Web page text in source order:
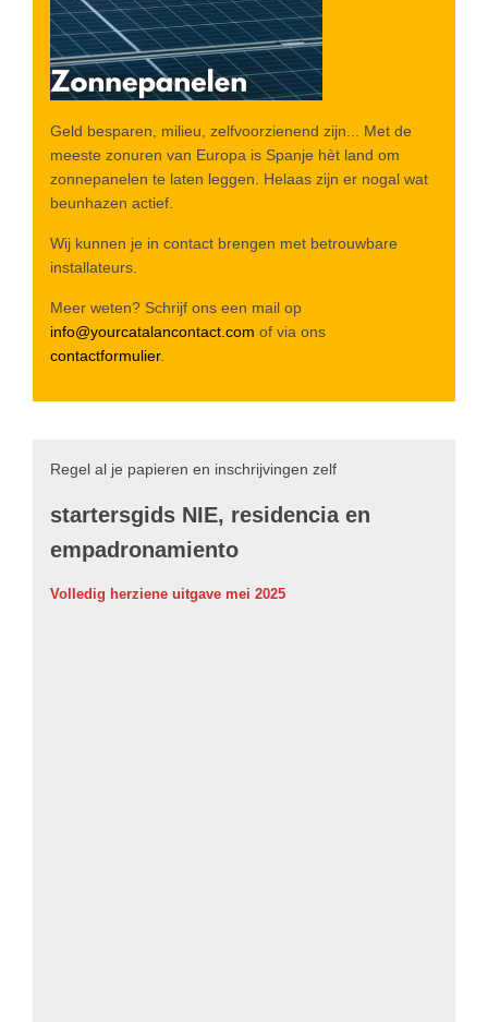
Geld besparen, milieu, zelfvoorzienend zijn... Met de
meeste zonuren van Europa is Spanje hèt land om
zonnepanelen te laten leggen. Helaas zijn er nogal wat
beunhazen actief.
Wij kunnen je in contact brengen met betrouwbare
installateurs.
Meer weten? Schrijf ons een mail op
info@yourcatalancontact.com of via ons
contactformulier.
Regel al je papieren en inschrijvingen zelf
startersgids NIE, residencia en
empadronamiento
Volledig herziene uitgave mei 2025